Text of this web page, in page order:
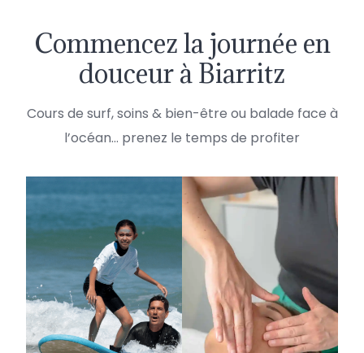
Commencez la journée en
douceur à Biarritz
Cours de surf, soins & bien-être ou balade face à
l’océan… prenez le temps de profiter